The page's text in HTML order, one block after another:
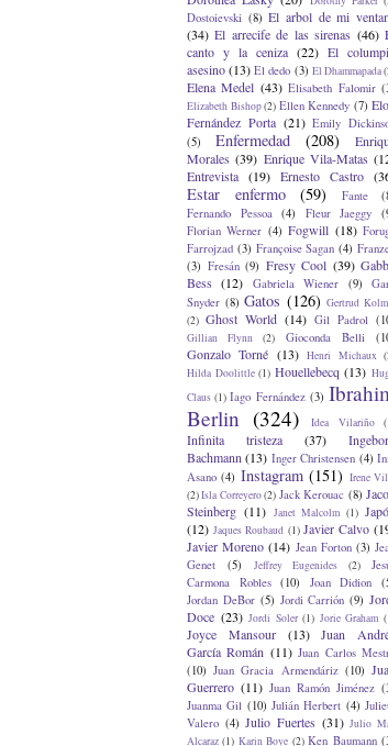
Dostoievski (8) El arbol de mi
(34) El arrecife de las sirenas (46)
canto y la ceniza (22) El
asesino(13) El dedo (3) El Dhammapada
Elena Medel (43) Elisabeth Falomir
Elizabeth Bishop(2) Ellen Kennedy (7)
Fernández Porta (21) Emily
(5)
Enfermedad (208)
Morales (39) Enrique Vila-Matas
Entrevista (19) Ernesto Castro
Estar enfermo (59) Fante
Fernando Pessoa
(4) Fleur Jaeggy
Florian Werner (4) Fogwill (18)
Farrojzad (3) Françoise Sagan (4)
(3) Fresán (9) Fresy Cool (39)
Bess (12) Gabriela Wiener (9)
Snyder (8) Gatos (126) Gertrud
(2) Ghost World (14) Gil Padrol
Gillian Flynn (2) Gioconda Belli
Gonzalo Torné (13) Henri Michaux
Hilda Doolittle (1) Houellebecq (13)
Claus (1) Iago Fernández (3)
Berlin (324) Idea Vilariño
Infinita tristeza (37)
Bachmann (13) Inger Christensen (4)
Asano (4) Instagram (151) Irene
(2)Isla Correyero(2) Jack Kerouac (8)
Steinberg (11) Janet Malcolm (1)
(12) Jaques Roubaud (1) Javier Calvo
Javier Moreno (14) Jean Forton (3)
Genet
(5) Jeffrey Eugenides (2)
Carmona Robles
(10) Joan Didion
Jordan DeBor (5) Jordi Carrión (9)
Doce (23) Jordi Soler (1) Jorie Graham
Joyce Mansour (13)
Juan
García Román (11) Juan Carlos
(10) Juan Gracia Armendáriz (10)
Guerrero (11) Juan Ramón Jiménez
Juanma Gil (10) Julián Herbert (4)
Valero (4) Julio Fuertes (31) Julio
Alcaraz (1) Karin Boye (2) Ken Baumann